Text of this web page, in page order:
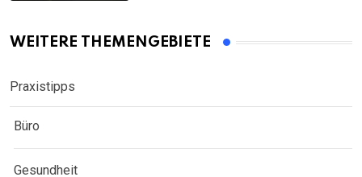
WEITERE THEMENGEBIETE
Praxistipps
Büro
Gesundheit